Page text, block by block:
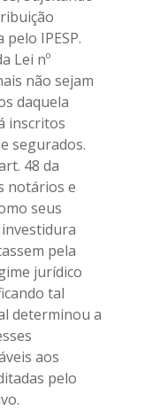
IPESP.
Lei nº
não sejam
daquela
inscritos
segurados.
48 da
notários e
seus
pela
jurídico
tal
determinou a
aos
pelo